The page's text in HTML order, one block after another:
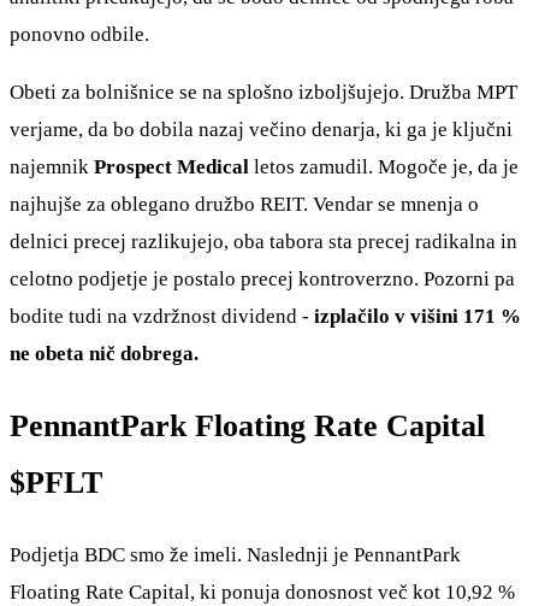
ponovno odbile.
Obeti za bolnišnice se na splošno izboljšujejo. Družba MPT
verjame, da bo dobila nazaj večino denarja, ki ga je ključni
najemnik Prospect Medical letos zamudil. Mogoče je, da je
najhujše za oblegano družbo REIT. Vendar se mnenja o
delnici precej razlikujejo, oba tabora sta precej radikalna in
celotno podjetje je postalo precej kontroverzno. Pozorni pa
bodite tudi na vzdržnost dividend - izplačilo v višini 171 %
ne obeta nič dobrega.
PennantPark Floating Rate Capital
$PFLT
Podjetja BDC smo že imeli. Naslednji je PennantPark
Floating Rate Capital, ki ponuja donosnost več kot 10,92 %